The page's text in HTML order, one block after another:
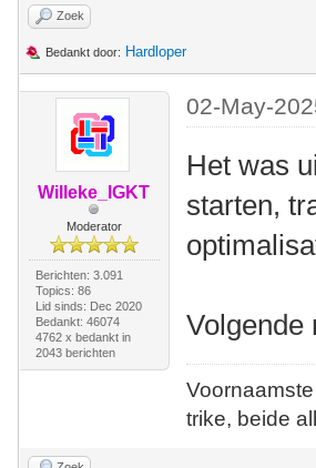
Zoek
Bedankt door: Hardloper
Willeke_IGKT
Moderator
Berichten: 3.091
Topics: 86
Lid sinds: Dec 2020
Bedankt: 46074
4762 x bedankt in
2043 berichten
02-May-
Het was
starten,
Volgende
trike, beide